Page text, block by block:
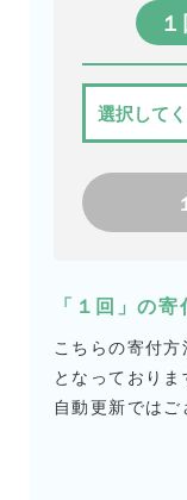
「１回」の
こちらの寄付
となっておりま
自動更新ではご